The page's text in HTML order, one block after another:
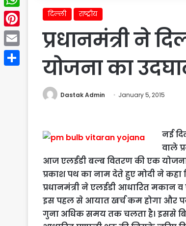
दिल्ली राष्ट्रीय
प्रधानमंत्री ने
योजना का
Dastak Admin January 5, 2015
नई
वाले
आज एलईडी बल्ब वितरण की एक योजना
प्रकाश पथ का नाम देते हुए मोदी ने
प्रधानमंत्री ने एलईडी आधारित मकान व
इस पहल से आयात खर्च कम होगा और
गुना अधिक समय तक चलता है। इससे
WhatsApp
Pinterest
Email